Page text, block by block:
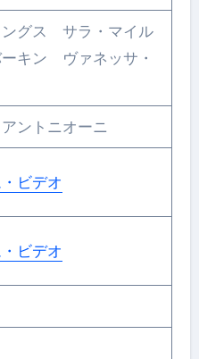
ングス サラ・マイル
キン ヴァネッサ・
アントニオーニ
ビデオ
ビデオ